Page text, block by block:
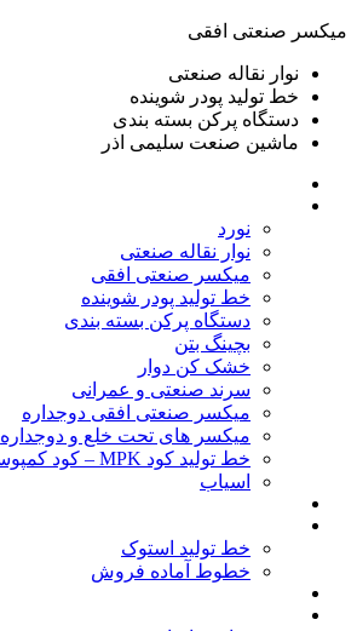
ميكسر صنعتی افقی
نوار نقاله صنعتی
خط تولید پودر شوينده
دستگاه پرکن بسته بندی
ماشين صنعت سليمی اذر
نورد
نوار نقاله صنعتی
ميكسر صنعتی افقی
خط تولید پودر شوينده
دستگاه پرکن بسته بندی
بچينگ بتن
خشک کن دوار
سرند صنعتی و عمرانی
میکسر صنعتی افقی دوجداره
میکسر های تحت خلع و دوجداره
خط تولید کود MPK – کود کمپوست – اوره فسفات
اسیاب
خط تولید استوک
خطوط آماده فروش